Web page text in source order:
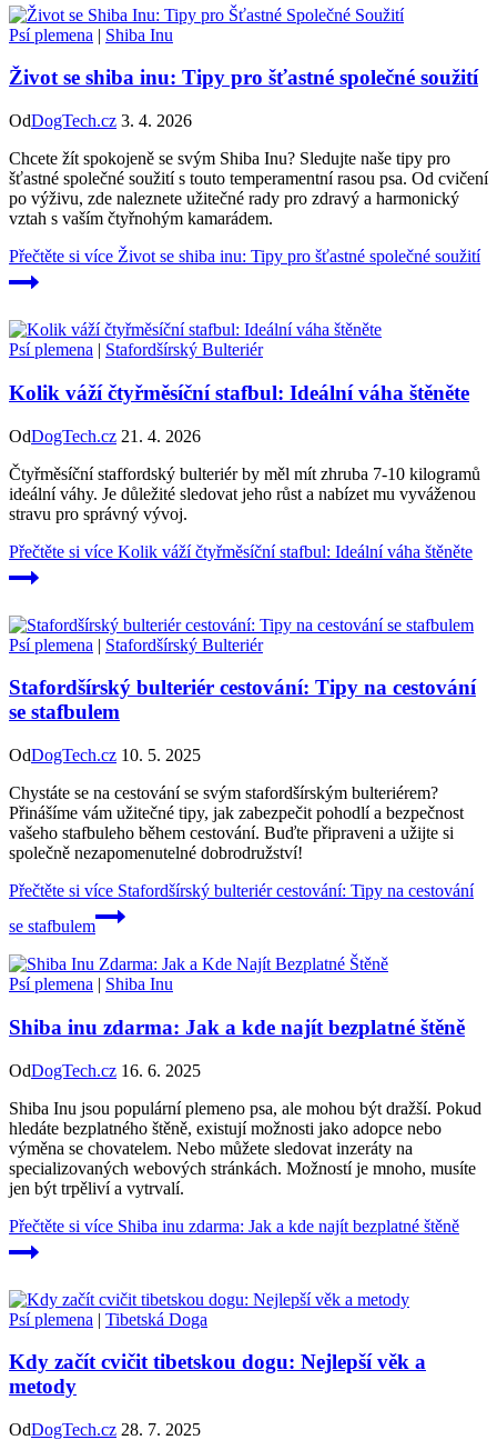
Psí plemena | Shiba Inu
Život se shiba inu: Tipy pro šťastné společné soužití
OdDogTech.cz 3. 4. 2026
Chcete žít spokojeně se svým Shiba Inu? Sledujte naše tipy pro
šťastné společné soužití s touto temperamentní rasou psa. Od cvičení
po výživu, zde naleznete užitečné rady pro zdravý a harmonický
vztah s vaším čtyřnohým kamarádem.
Přečtěte si více Život se shiba inu: Tipy pro šťastné společné soužití
Psí plemena | Stafordšírský Bulteriér
Kolik váží čtyřměsíční stafbul: Ideální váha štěněte
OdDogTech.cz 21. 4. 2026
Čtyřměsíční staffordský bulteriér by měl mít zhruba 7-10 kilogramů
ideální váhy. Je důležité sledovat jeho růst a nabízet mu vyváženou
stravu pro správný vývoj.
Přečtěte si více Kolik váží čtyřměsíční stafbul: Ideální váha štěněte
Psí plemena | Stafordšírský Bulteriér
Stafordšírský bulteriér cestování: Tipy na cestování
se stafbulem
OdDogTech.cz 10. 5. 2025
Chystáte se na cestování se svým stafordšírským bulteriérem?
Přinášíme vám užitečné tipy, jak zabezpečit pohodlí a bezpečnost
vašeho stafbuleho během cestování. Buďte připraveni a užijte si
společně nezapomenutelné dobrodružství!
Přečtěte si více Stafordšírský bulteriér cestování: Tipy na cestování
se stafbulem
Psí plemena | Shiba Inu
Shiba inu zdarma: Jak a kde najít bezplatné štěně
OdDogTech.cz 16. 6. 2025
Shiba Inu jsou populární plemeno psa, ale mohou být dražší. Pokud
hledáte bezplatného štěně, existují možnosti jako adopce nebo
výměna se chovatelem. Nebo můžete sledovat inzeráty na
specializovaných webových stránkách. Možností je mnoho, musíte
jen být trpěliví a vytrvalí.
Přečtěte si více Shiba inu zdarma: Jak a kde najít bezplatné štěně
Psí plemena | Tibetská Doga
Kdy začít cvičit tibetskou dogu: Nejlepší věk a
metody
OdDogTech.cz 28. 7. 2025